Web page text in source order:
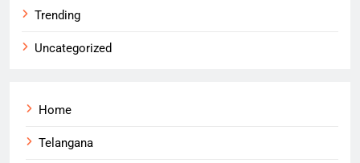
Trending
Uncategorized
Home
Telangana